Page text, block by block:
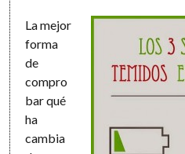
La mejor
forma
de
compro
bar qué
ha
cambia